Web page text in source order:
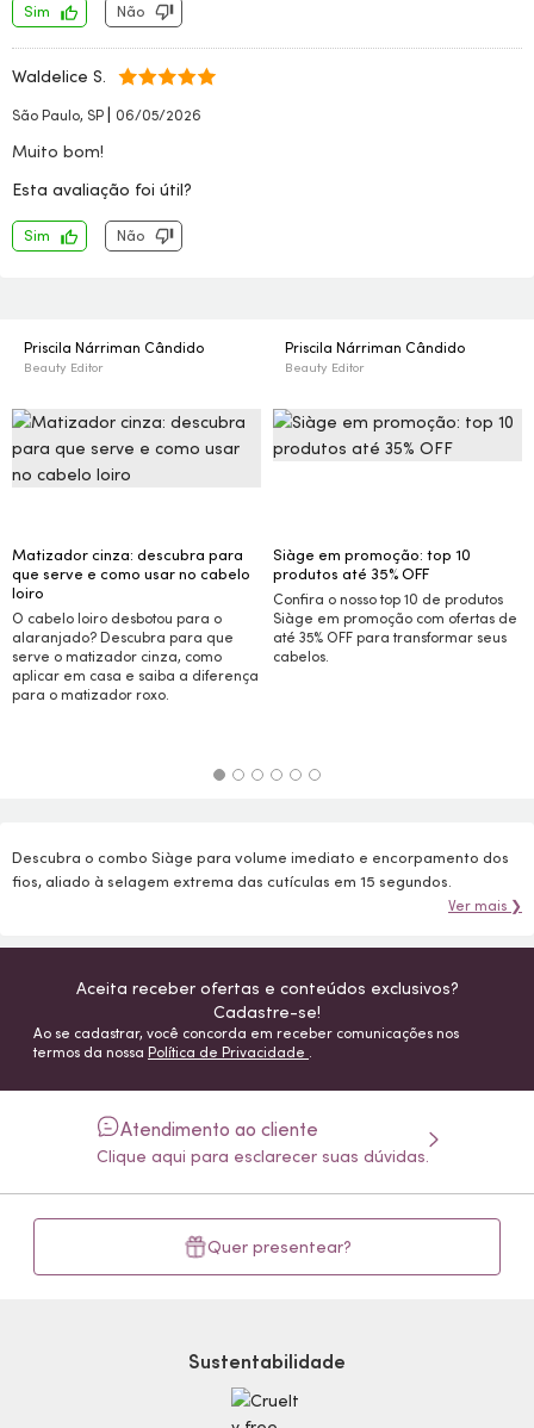
Sim Não
Waldelice S.
São Paulo, SP | 06/05/2026
Muito bom!
Esta avaliação foi útil?
Sim Não
Priscila Nárriman Cândido
Beauty Editor
Matizador cinza: descubra para
que serve e como usar no cabelo
loiro
O cabelo loiro desbotou para o
alaranjado? Descubra para que
serve o matizador cinza, como
aplicar em casa e saiba a diferença
para o matizador roxo.
Priscila Nárriman Cândido
Beauty Editor
Siàge em promoção: top 10
produtos até 35%OFF
Confira o nosso top 10 de produtos
Siàge em promoção com ofertas de
até 35% OFF para transformar seus
cabelos.
Descubra o combo Siàge para volume imediato e encorpamento dos
fios, aliado à selagem extrema das cutículas em 15 segundos.
Ver mais ❯
Aceita receber ofertas e conteúdos exclusivos?
Cadastre-se!
Ao se cadastrar, você concorda em receber comunicações nos
termos da nossa Política de Privacidade .
Atendimento ao cliente
Clique aqui para esclarecer suas dúvidas.
Quer presentear?
Sustentabilidade